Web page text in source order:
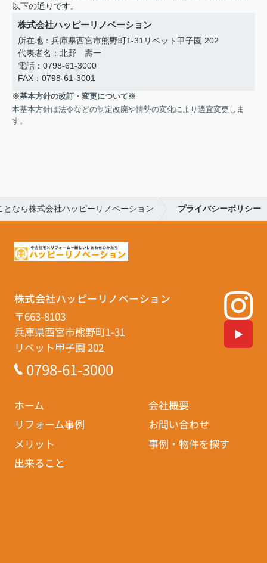
以下の通りです。
株式会社ハッピーリノベーション
所在地：兵庫県西宮市熊野町1-31リベット甲子園 202
代表者名：北野 壽一
電話：0798-61-3000
FAX：0798-61-3001
※基本方針の改訂・変更について※
本基本方針は法令などの制定改廃や情勢の変化により適宜変更しま
す。
なら株式会社ハッピーリノベーション プライバシーポリシー
株式会社ハッピーリノベーション
〒663-8103
兵庫県西宮市熊野町1-31
リベット甲子園 202
0798-61-3000
ホーム
会社概要
リフォーム事例
お問い合わせ
メリット
事例・物件を探す
出来ること